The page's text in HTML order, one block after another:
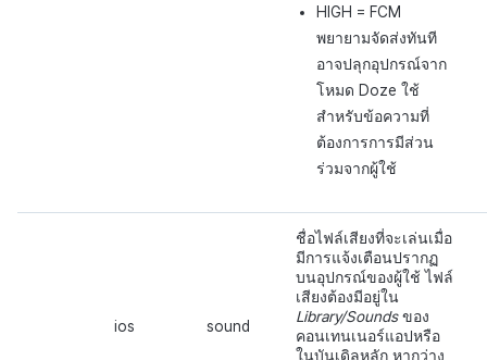
HIGH = FCM
พยายามจัดส่งทันที
อาจปลุกอุปกรณ์จาก
โหมด Doze ใช้
สำหรับข้อความที่
ต้องการการมีส่วน
ร่วมจากผู้ใช้
ios sound
ชื่อไฟล์เสียงที่จะเล่นเมื่อ
มีการแจ้งเตือนปรากฏ
บนอุปกรณ์ของผู้ใช้ ไฟล์
เสียงต้องมีอยู่ใน
Library/Soundsของ
คอนเทนเนอร์แอปหรือ
ในบันเดิลหลัก หากว่าง